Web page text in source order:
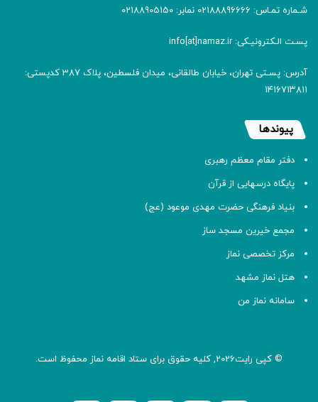
شـماره تمـاس: 02188896666 نمابر: 02188905150
پسـت الـکترونیـکی: info[at]namaz.ir
آدرس: پسـتی تهران، خیابان طالقانی، میدان فلسطین، پلاک 387 کدپستی:
۱۴۱۶۷۱۳۸۱۱
پیوندها
دفتر مقام معظم رهبری
پایگاه درسهایی از قرآن
بنیاد فرهنگی حضرت مهدی موعود (عج)
مجمع خیرین مسجد ساز
مرکز تخصصی نماز
هتل نماز مشهد
سامانه نماز من
© کپی رایت2026, کلیه حقوق برای ستاد اقامه نماز محفوظ است.